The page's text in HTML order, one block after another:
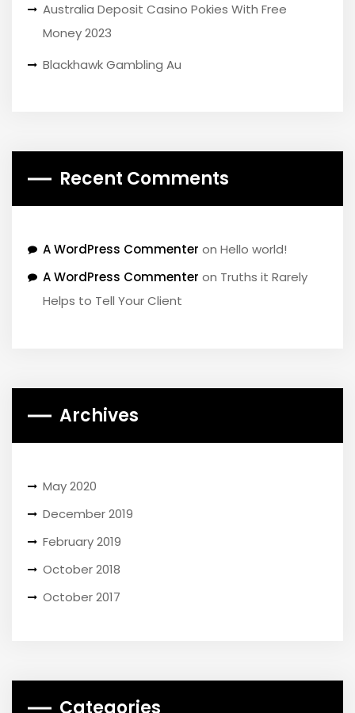
Australia Deposit Casino Pokies With Free
Money 2023
Blackhawk Gambling Au
Recent Comments
A WordPress Commenter on Hello world!
A WordPress Commenter on Truths it Rarely
Helps to Tell Your Client
Archives
May 2020
December 2019
February 2019
October 2018
October 2017